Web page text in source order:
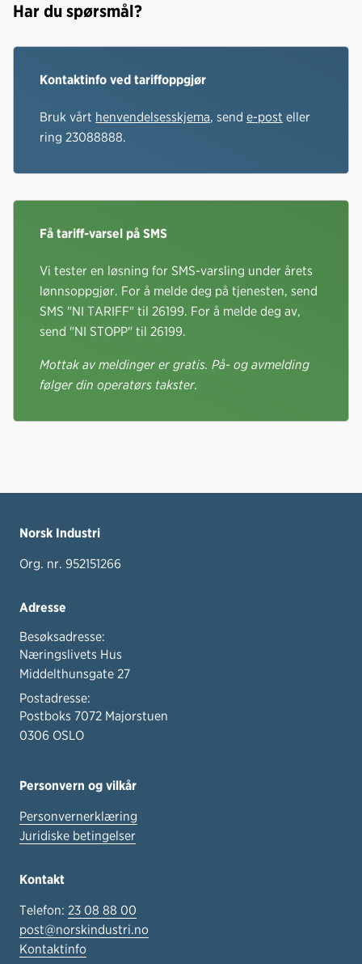
Har du spørsmål?
Kontaktinfo ved tariffoppgjør
Bruk vårt henvendelsesskjema, send e-post eller
ring 23088888.
Få tariff-varsel på SMS
Vi tester en løsning for SMS-varsling under årets
lønnsoppgjør. For å melde deg på tjenesten, send
SMS "NI TARIFF" til 26199. For å melde deg av,
send "NI STOPP" til 26199.
Mottak av meldinger er gratis. På- og avmelding
følger din operatørs takster.
Norsk Industri
Org. nr. 952151266
Adresse
Besøksadresse:
Næringslivets Hus
Middelthunsgate 27
Postadresse:
Postboks 7072 Majorstuen
0306 OSLO
Personvern og vilkår
Personvernerklæring
Juridiske betingelser
Kontakt
Telefon: 23 08 88 00
post@norskindustri.no
Kontaktinfo